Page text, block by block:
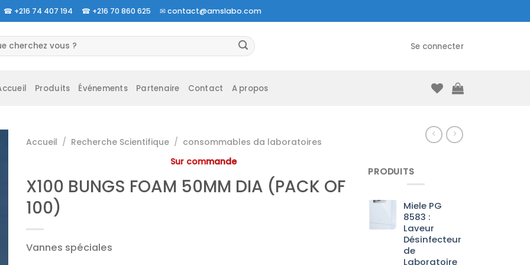
☎ +216 74 407 194 ☎ +216 70 860 625 ✉contact@amslabo.com
Se connecter
Produits Événements Partenaire Contact A propos
Accueil / Recherche Scientifique / consommables da laboratoires
Sur commande
X100 BUNGS FOAM 50MM DIA (PACK OF
100)
Vannes spéciales
PRODUITS
Miele PG
8583 :
Laveur
Désinfecteur
de
Laboratoire